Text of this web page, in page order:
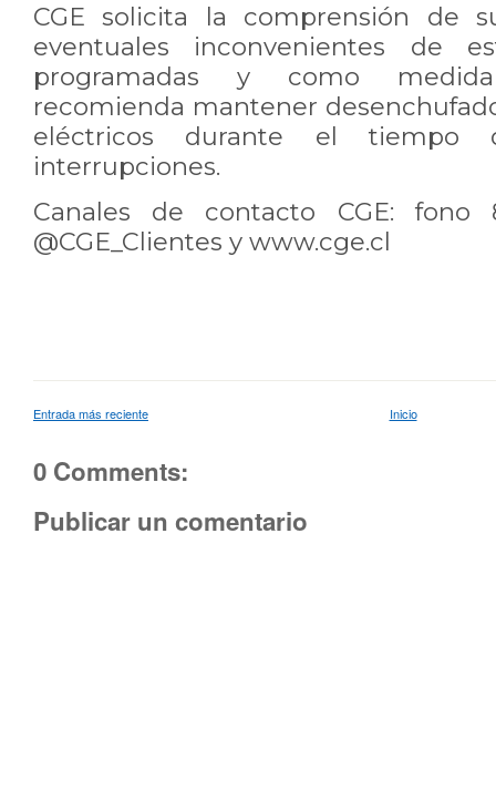
CGE solicita la comprensión de
eventuales inconvenientes de
programadas y como
recomienda mantener
eléctricos durante el tiempo
interrupciones.
Canales de contacto CGE: fono
@CGE_Clientes y www.cge.cl
Entrada más reciente Inicio
0 Comments:
Publicar un comentario